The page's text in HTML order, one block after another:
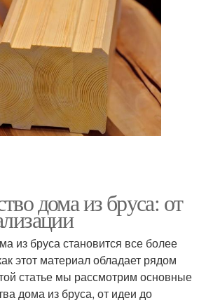
дома из бруса: от
из бруса становится все более
этот материал обладает рядом
статье мы рассмотрим основные
дома из бруса, от идеи до